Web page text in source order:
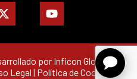
por Inficon Global |
Legal | Política de Cookies